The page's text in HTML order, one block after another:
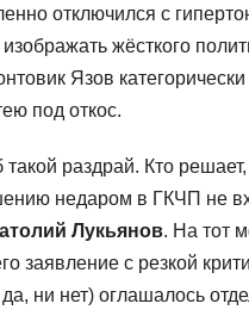
отключился с
жёсткого
Язов категорически
под откос.
раздрай. Кто решает,
недаром в ГКЧП не
Лукьянов. На тот
заявление с резкой
ни нет) оглашалось